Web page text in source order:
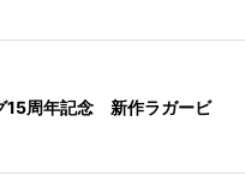
15周年記念 新作ラガービ